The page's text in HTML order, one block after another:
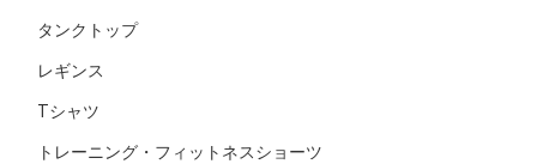
タンクトップ
レギンス
Tシャツ
トレーニング・フィットネスショーツ